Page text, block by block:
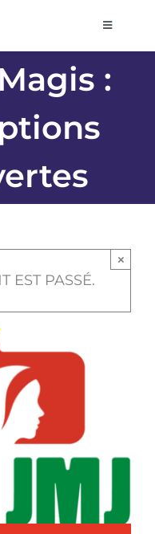
Toggle
:
EST PASSÉ.
×